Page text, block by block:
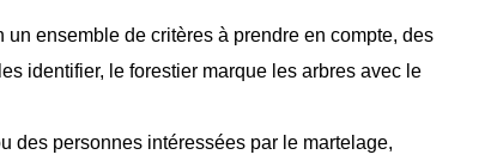
ensemble de critères à prendre en compte, des
identifier, le forestier marque les arbres avec le
des personnes intéressées par le martelage,